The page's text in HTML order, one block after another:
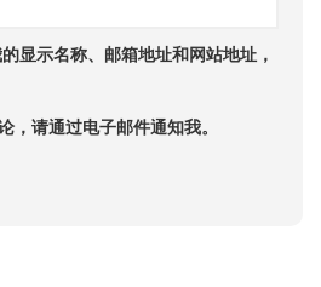
显示名称、邮箱地址和网站地址，
，请通过电子邮件通知我。